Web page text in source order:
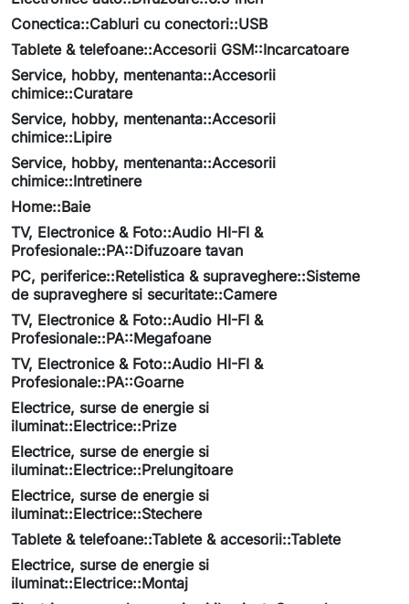
Conectica::Cabluri cu conectori::USB
Tablete & telefoane::Accesorii GSM::Incarcatoare
Service, hobby, mentenanta::Accesorii
chimice::Curatare
Service, hobby, mentenanta::Accesorii
chimice::Lipire
Service, hobby, mentenanta::Accesorii
chimice::Intretinere
Home::Baie
TV, Electronice & Foto::Audio HI-FI &
Profesionale::PA::Difuzoare tavan
PC, periferice::Retelistica & supraveghere::Sisteme
de supraveghere si securitate::Camere
TV, Electronice & Foto::Audio HI-FI &
Profesionale::PA::Megafoane
TV, Electronice & Foto::Audio HI-FI &
Profesionale::PA::Goarne
Electrice, surse de energie si
iluminat::Electrice::Prize
Electrice, surse de energie si
iluminat::Electrice::Prelungitoare
Electrice, surse de energie si
iluminat::Electrice::Stechere
Tablete & telefoane::Tablete & accesorii::Tablete
Electrice, surse de energie si
iluminat::Electrice::Montaj